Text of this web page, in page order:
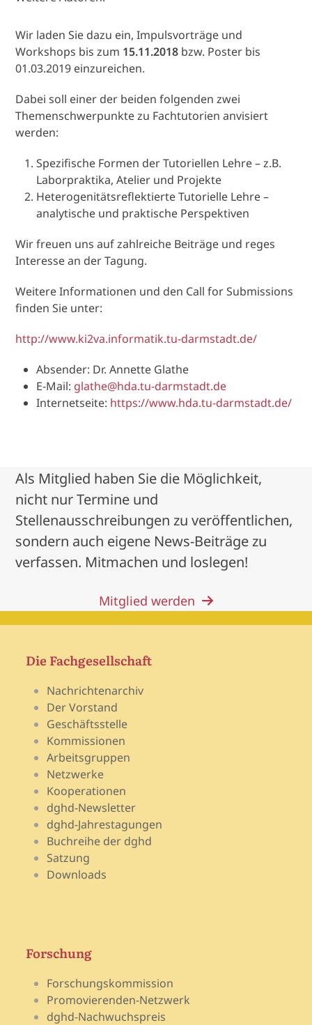
Wir laden Sie dazu ein, Impulsvorträge und
Workshops bis zum 15.11.2018 bzw. Poster bis
01.03.2019 einzureichen.
Dabei soll einer der beiden folgenden zwei
Themenschwerpunkte zu Fachtutorien anvisiert
werden:
Spezifische Formen der Tutoriellen Lehre – z.B.
Laborpraktika, Atelier und Projekte
Heterogenitätsreflektierte Tutorielle Lehre –
analytische und praktische Perspektiven
Wir freuen uns auf zahlreiche Beiträge und reges
Interesse an der Tagung.
Weitere Informationen und den Call for Submissions
finden Sie unter:
http://www.ki2va.informatik.tu-darmstadt.de/
Absender: Dr. Annette Glathe
E-Mail: glathe@hda.tu-darmstadt.de
Internetseite: https://www.hda.tu-darmstadt.de/
Als Mitglied haben Sie die Möglichkeit,
nicht nur Termine und
Stellenausschreibungen zu veröffentlichen,
sondern auch eigene News-Beiträge zu
verfassen. Mitmachen und loslegen!
Mitglied werden
Die Fachgesellschaft
Nachrichtenarchiv
Der Vorstand
Geschäftsstelle
Kommissionen
Arbeitsgruppen
Netzwerke
Kooperationen
dghd-Newsletter
dghd-Jahrestagungen
Buchreihe der dghd
Satzung
Downloads
Forschung
Forschungskommission
Promovierenden-Netzwerk
dghd-Nachwuchspreis